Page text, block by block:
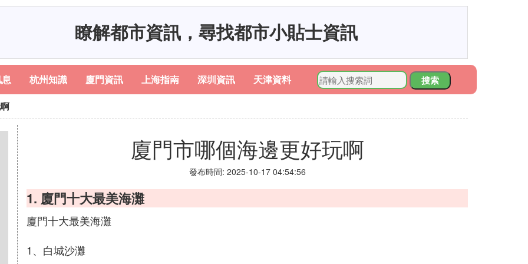
瞭解都市資訊，尋找都市小貼士資訊
杭州知識 廈門資訊 上海指南 深圳資訊 天津資料
搜索
廈門市哪個海邊更好玩啊
發布時間: 2025-10-17 04:54:56
1. 廈門十大最美海灘
廈門十大最美海灘
1、白城沙灘